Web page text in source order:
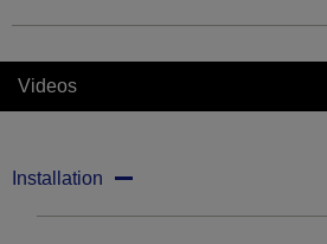
Videos
Installation